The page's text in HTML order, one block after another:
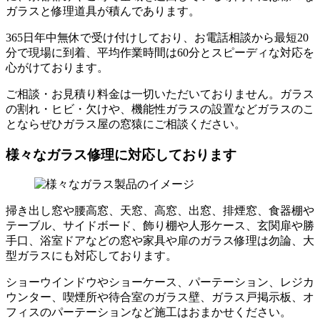
ガラスと修理道具が積んであります。
365日年中無休で受け付けしており、お電話相談から最短20
分で現場に到着、平均作業時間は60分とスピーディな対応を
心がけております。
ご相談・お見積り料金は一切いただいておりません。ガラス
の割れ・ヒビ・欠けや、機能性ガラスの設置などガラスのこ
とならぜひガラス屋の窓猿にご相談ください。
様々なガラス修理に対応しております
掃き出し窓や腰高窓、天窓、高窓、出窓、排煙窓、食器棚や
テーブル、サイドボード、飾り棚や人形ケース、玄関扉や勝
手口、浴室ドアなどの窓や家具や扉のガラス修理は勿論、大
型ガラスにも対応しております。
ショーウインドウやショーケース、パーテーション、レジカ
ウンター、喫煙所や待合室のガラス壁、ガラス戸掲示板、オ
フィスのパーテーションなど施工はおまかせください。